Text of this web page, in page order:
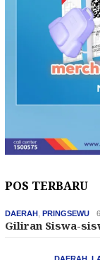
POS TERBARU
DAERAH PRINGSEWU
Giliran Siswa-